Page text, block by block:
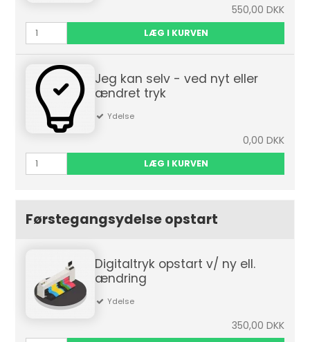
550,00 DKK
LÆG I KURVEN
Jeg kan selv - ved nyt eller
ændret tryk
Ydelse
0,00 DKK
LÆG I KURVEN
Førstegangsydelse opstart
Digitaltryk opstart v/ ny ell.
ændring
Ydelse
350,00 DKK